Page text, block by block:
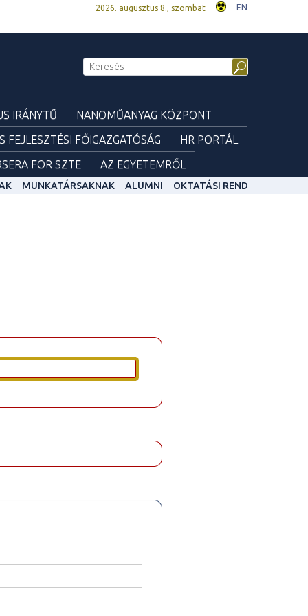
2026. augusztus 8., szombat EN
IRÁNYTŰ
NANOMŰANYAG KÖZPONT
FEJLESZTÉSI FŐIGAZGATÓSÁG
HR PORTÁL
FOR SZTE AZ EGYETEMRŐL
MUNKATÁRSAKNAK ALUMNI OKTATÁSI REND